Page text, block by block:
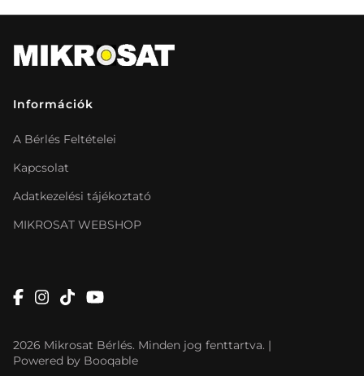
Információk
A Bérlés Feltételei
Kapcsolat
Adatkezelési tájékoztató
MIKROSAT WEBSHOP
2026 Mikrosat Bérlés. Minden jog fenttartva. |
Powered by Booqable